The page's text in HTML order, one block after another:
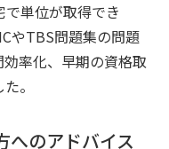
単位が取得でき
やTBS問題集の問題
率化、早期の資格取
。
へのアドバイス